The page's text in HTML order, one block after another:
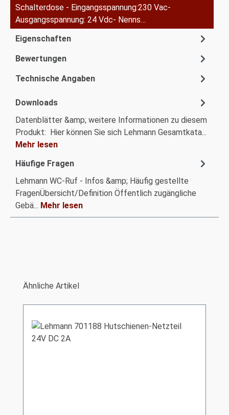
Schalterdose - Eingangsspannung:230 Vac-
Ausgangsspannung: 24 Vdc- Nenns…
Eigenschaften
Bewertungen
Technische Angaben
Downloads
Datenblätter &amp; weitere Informationen zu diesem
Produkt: Hier können Sie sich Lehmann Gesamtkata...
Mehr lesen
Häufige Fragen
Lehmann WC-Ruf - Infos &amp; Häufig gestellte
FragenÜbersicht/Definition Öffentlich zugängliche
Gebä... Mehr lesen
Produktgalerie überspringen
Ähnliche Artikel